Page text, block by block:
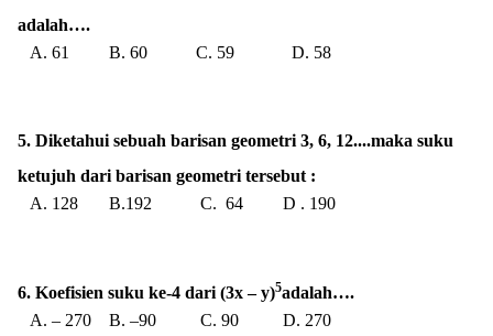
adalah….
A. 61 B. 60 C. 59 D. 58
5. Diketahui sebuah barisan geometri 3, 6, 12....maka suku
ketujuh dari barisan geometri tersebut :
A. 128 B.192 C. 64 D . 190
6. Koefisien suku ke-4 dari (3x – y)5adalah….
A. – 270 B. –90 C. 90 D. 270